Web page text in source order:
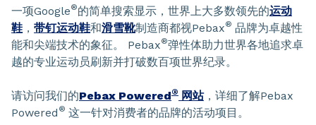
一项Google®的简单搜索显示，世界上大多数领先的运动
鞋 ， 带钉运动鞋和滑雪靴制造商都视Pebax® 品牌为卓越性
能和尖端技术的象征。 Pebax®弹性体助力世界各地追求卓
越的专业运动员刷新并打破数百项世界纪录。
请访问我们的Pebax Powered® 网站，详细了解Pebax
Powered ® 这一针对消费者的品牌的活动项目。